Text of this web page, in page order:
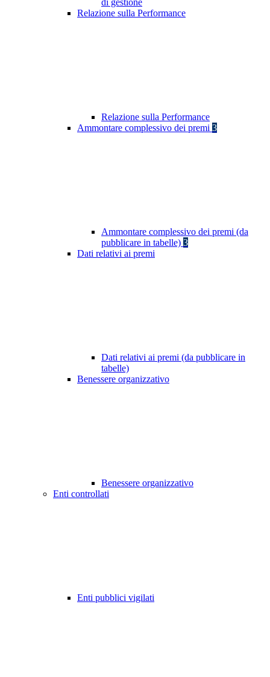
di gestione
Relazione sulla Performance
Relazione sulla Performance
Ammontare complessivo dei premi 3
Ammontare complessivo dei premi (da
pubblicare in tabelle) 3
Dati relativi ai premi
Dati relativi ai premi (da pubblicare in
tabelle)
Benessere organizzativo
Benessere organizzativo
Enti controllati
Enti pubblici vigilati